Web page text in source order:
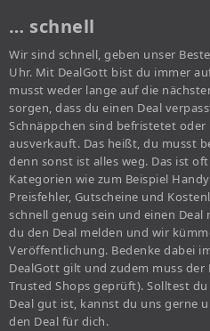
… schnell
Wir sind schnell, geben unser
Uhr. Mit DealGott bist du immer
musst weder lange auf die
sorgen, dass du einen Deal
Schnäppchen sind befristetet
ausverkauft. Das heißt, du musst
denn sonst ist alles weg. Das ist
Kategorien wie zum Beispiel
Preisfehler, Gutscheine und
schnell genug sein und einen
du den Deal melden und wir
Veröffentlichung. Bedenke dabei
DealGott gilt und zudem muss der
Trusted Shops geprüft). Solltest
Deal gut ist, kannst du uns gerne
den Deal für dich.